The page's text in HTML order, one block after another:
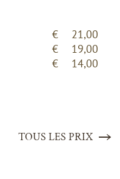
€
21,00
€
19,00
€
14,00
TOUS LES PRIX